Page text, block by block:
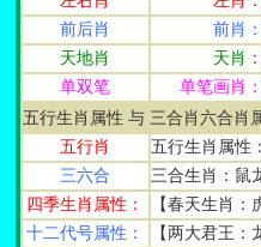
前后肖
前肖
天地肖
天肖
单双笔
单笔画肖
五行生肖属性 与 三合肖六合肖
五行肖
五行生肖属性
三六合
三合生肖：鼠
四季生肖属性：
【春天生肖
十二代号属性：
【两大君王